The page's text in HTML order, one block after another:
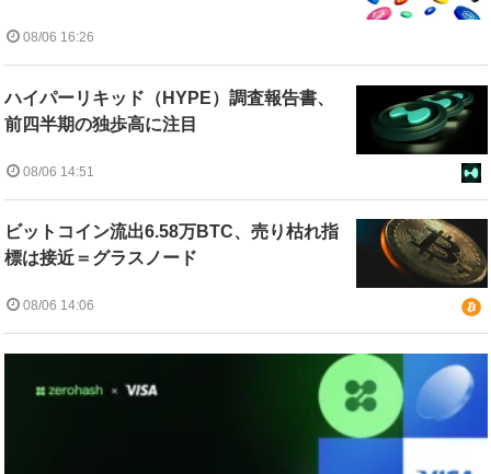
08/06 16:26
ハイパーリキッド（HYPE）調査報告書、
前四半期の独歩高に注目
08/06 14:51
ビットコイン流出6.58万BTC、売り枯れ指
標は接近＝グラスノード
08/06 14:06